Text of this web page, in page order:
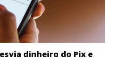
dinheiro do Pix e